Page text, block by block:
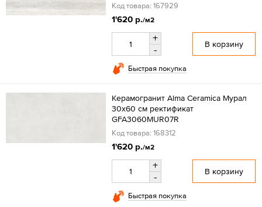
Код товара: 167929
1'620 р./м2
+
-
В корзину
Быстрая покупка
Керамогранит Alma Ceramica Мурал
30x60 см ректификат
GFA3060MUR07R
Код товара: 168312
1'620 р./м2
+
-
В корзину
Быстрая покупка